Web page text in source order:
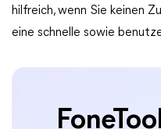
hilfreich, wenn Sie keinen
eine schnelle sowie